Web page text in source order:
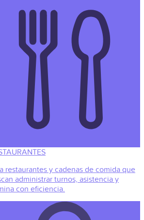
restaurantes y cadenas de comida que
administrar turnos, asistencia y
con eficiencia.